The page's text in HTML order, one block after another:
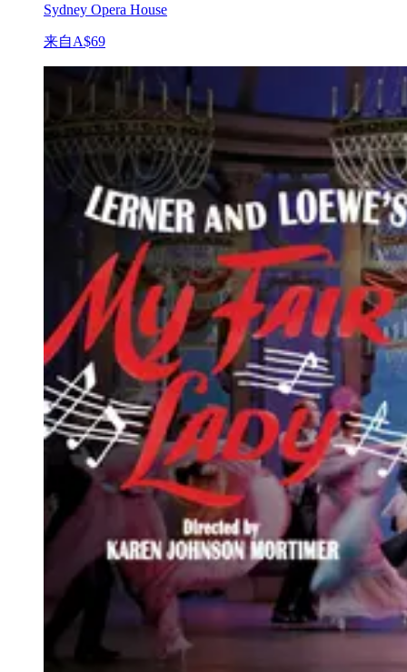
Sydney Opera House
来自A$69